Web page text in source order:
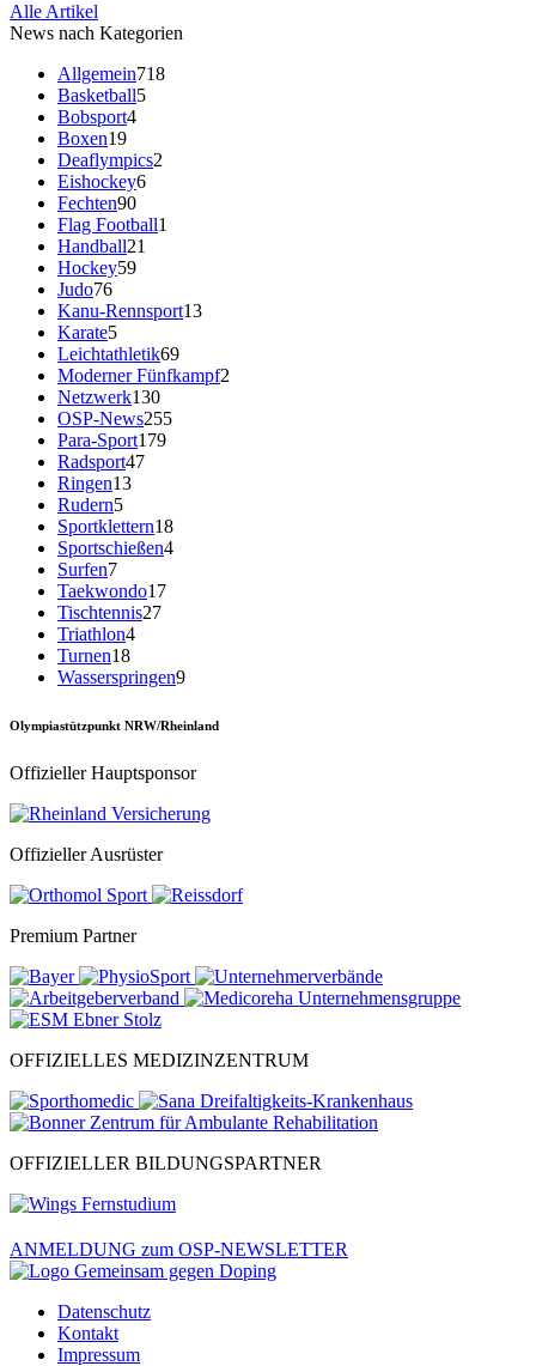
Alle Artikel
News nach Kategorien
Allgemein718
Basketball5
Bobsport4
Boxen19
Deaflympics2
Eishockey6
Fechten90
Flag Football1
Handball21
Hockey59
Judo76
Kanu-Rennsport13
Karate5
Leichtathletik69
Moderner Fünfkampf2
Netzwerk130
OSP-News255
Para-Sport179
Radsport47
Ringen13
Rudern5
Sportklettern18
Sportschießen4
Surfen7
Taekwondo17
Tischtennis27
Triathlon4
Turnen18
Wasserspringen9
Olympiastützpunkt NRW/Rheinland
Offizieller Hauptsponsor
Offizieller Ausrüster
Premium Partner
OFFIZIELLES MEDIZINZENTRUM
OFFIZIELLER BILDUNGSPARTNER
ANMELDUNG zum OSP-NEWSLETTER
Datenschutz
Kontakt
Impressum